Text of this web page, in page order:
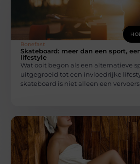
Bonefast
Skateboard: meer dan een sport,
lifestyle
Wat ooit begon als een alternatieve
uitgegroeid tot een invloedrijke
skateboard is niet alleen een